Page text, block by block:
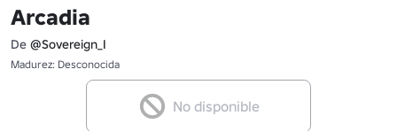
Arcadia
De @Sovereign_I
Madurez: Desconocida
No disponible